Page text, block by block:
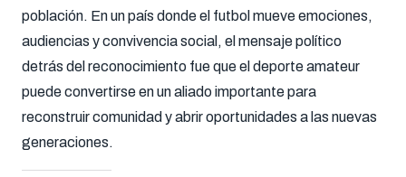
población. En un país donde el futbol mueve emociones,
audiencias y convivencia social, el mensaje político
detrás del reconocimiento fue que el deporte amateur
puede convertirse en un aliado importante para
reconstruir comunidad y abrir oportunidades a las nuevas
generaciones.